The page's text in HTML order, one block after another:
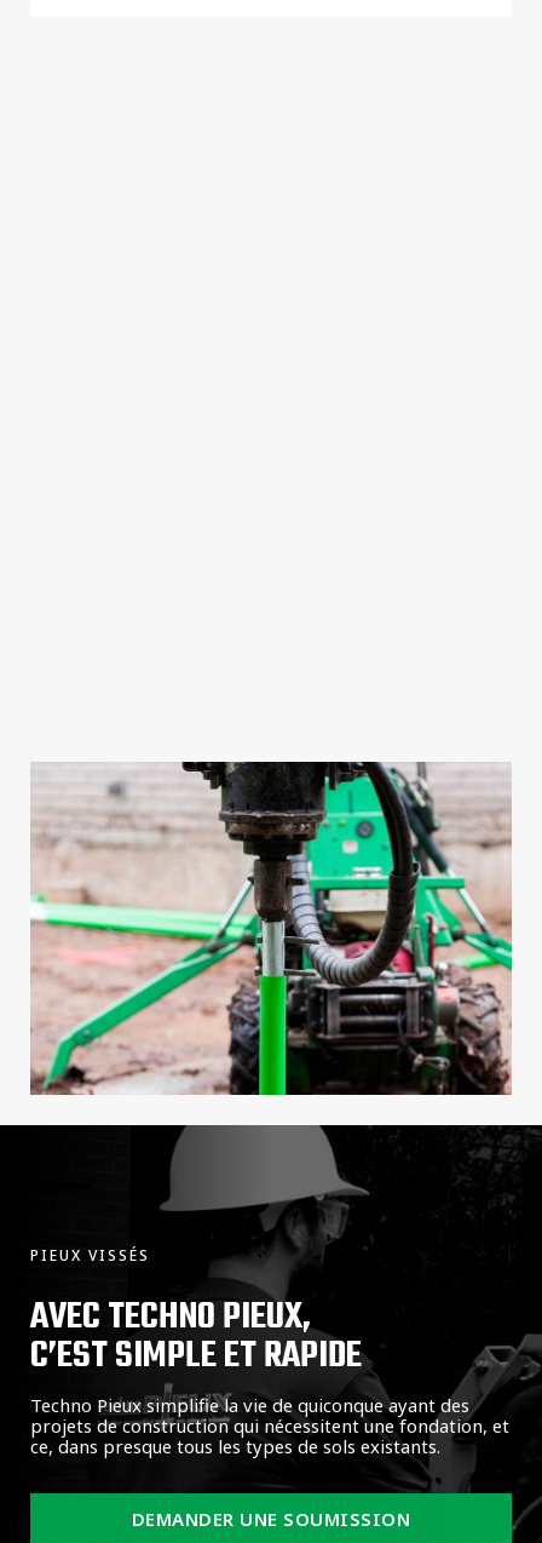
PIEUX VISSÉS
AVEC TECHNO PIEUX,
C’EST SIMPLE ET RAPIDE
Techno Pieux simplifie la vie de quiconque ayant des
projets de construction qui nécessitent une fondation, et
ce, dans presque tous les types de sols existants.
DEMANDER UNE SOUMISSION